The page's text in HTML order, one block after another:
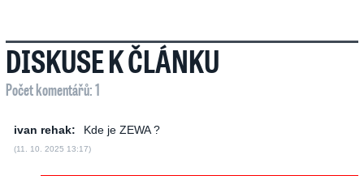
DISKUSE K ČLÁNKU
Počet komentářů: 1
ivan rehak: Kde je ZEWA ?
(11. 10. 2025 13:17)